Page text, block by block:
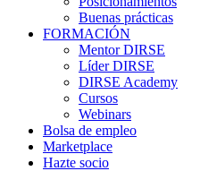
Buenas prácticas
FORMACIÓN
Mentor DIRSE
Líder DIRSE
DIRSE Academy
Cursos
Webinars
Bolsa de empleo
Marketplace
Hazte socio